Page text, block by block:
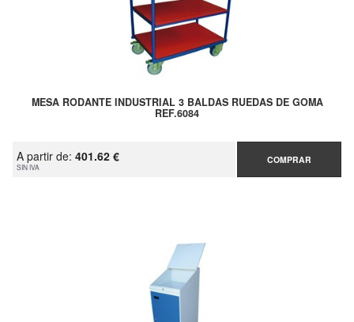
MESA RODANTE INDUSTRIAL 3 BALDAS RUEDAS DE GOMA
REF.6084
A partir de: 401.62 €
SIN IVA
COMPRAR